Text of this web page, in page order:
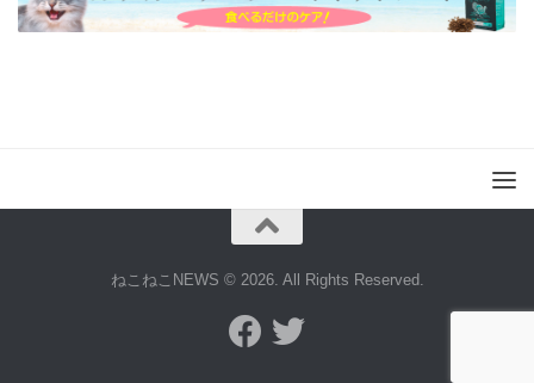
ねこねこNEWS © 2026. All Rights Reserved.